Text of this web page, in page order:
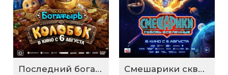
Последний богатырь. Колобок Смешарики сквозь вселенные